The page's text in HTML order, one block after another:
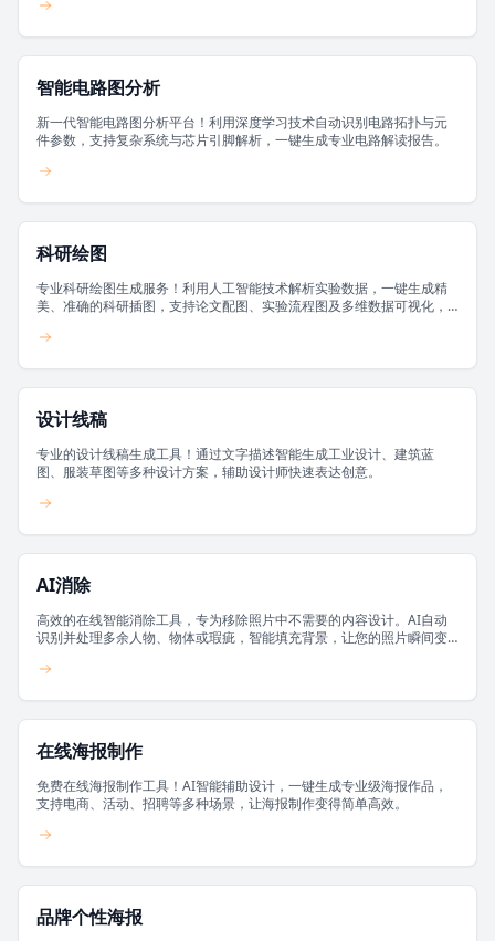
智能电路图分析
新一代智能电路图分析平台！利用深度学习技术自动识别电路拓扑与元
件参数，支持复杂系统与芯片引脚解析，一键生成专业电路解读报告。
科研绘图
专业科研绘图生成服务！利用人工智能技术解析实验数据，一键生成精
美、准确的科研插图，支持论文配图、实验流程图及多维数据可视化，
设计线稿
专业的设计线稿生成工具！通过文字描述智能生成工业设计、建筑蓝
图、服装草图等多种设计方案，辅助设计师快速表达创意。
AI消除
高效的在线智能消除工具，专为移除照片中不需要的内容设计。AI自动
识别并处理多余人物、物体或瑕疵，智能填充背景，让您的照片瞬间变
在线海报制作
免费在线海报制作工具！AI智能辅助设计，一键生成专业级海报作品，
支持电商、活动、招聘等多种场景，让海报制作变得简单高效。
品牌个性海报